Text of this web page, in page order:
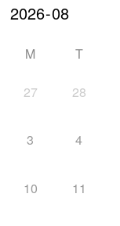
M T
27 28
3 4
10 11